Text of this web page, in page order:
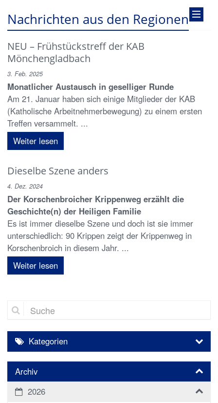
Nachrichten aus den Regionen
NEU – Frühstückstreff der KAB
Mönchengladbach
3. Feb. 2025
Monatlicher Austausch in geselliger Runde
Am 21. Januar haben sich einige Mitglieder der KAB
(Katholische Arbeitnehmerbewegung) zu einem ersten
Treffen versammelt. ...
Weiter lesen
Dieselbe Szene anders
4. Dez. 2024
Der Korschenbroicher Krippenweg erzählt die
Geschichte(n) der Heiligen Familie
Es ist immer dieselbe Szene und doch ist sie immer
unterschiedlich: 90 Krippen zeigt der Krippenweg in
Korschenbroich in diesem Jahr. ...
Weiter lesen
Suche
Kategorien
Archiv
2026